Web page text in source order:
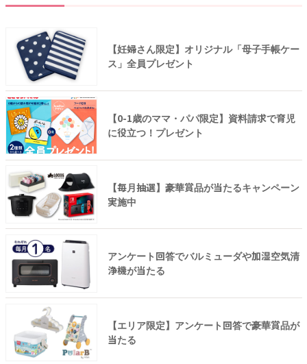
【妊婦さん限定】オリジナル「母子手帳ケー
ス」全員プレゼント
【0-1歳のママ・パパ限定】資料請求で育児
に役立つ！プレゼント
【毎月抽選】豪華賞品が当たるキャンペーン
実施中
アンケート回答でバルミューダや加湿空気清
浄機が当たる
【エリア限定】アンケート回答で豪華賞品が
当たる